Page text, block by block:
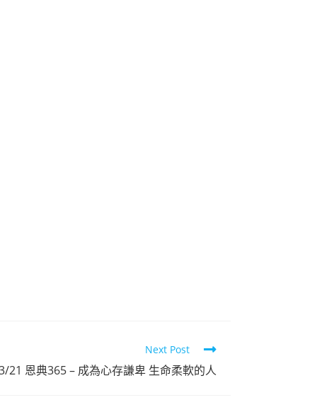
Next Post
21 恩典365 – 成為心存謙卑 生命柔軟的人